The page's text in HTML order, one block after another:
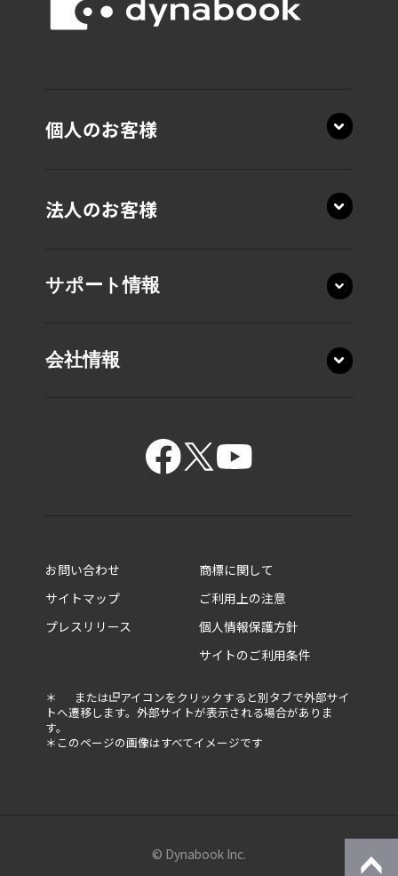
個人のお客様
14.0型 XP9・XP6
14.0型 XD5
14.0型 R9・R8・R7
13.3型 X8・X6
13.3型 G8・G6
13.3型 GS5
法人のお客様
ビジネスノートPC
デスクトップPC
モバイルエッジ
サポート情報
会社情報
お問い合わせ
サイトマップ
プレスリリース
商標に関して
ご利用上の注意
個人情報保護方針
サイトのご利用条件
＊ または
アイコンをクリックすると別タブで外部サイ
トへ遷移します。外部サイトが表示される場合がありま
す。
＊このページの画像はすべてイメージです
© Dynabook Inc.